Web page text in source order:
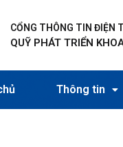
CỔNG THÔNG TIN ĐIỆN
QUỸ PHÁT TRIỂN
Thông tin